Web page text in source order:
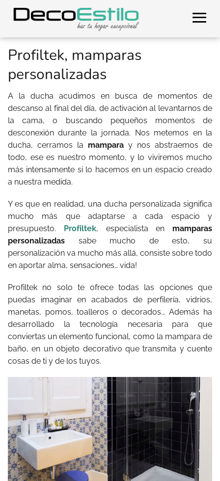
Profiltek, mamparas
personalizadas
A la ducha acudimos en busca de momentos de
descanso al final del día, de activación al levantarnos de
la cama, o buscando pequeños momentos de
desconexión durante la jornada. Nos metemos en la
ducha, cerramos la mampara y nos abstraemos de
todo, ese es nuestro momento, y lo viviremos mucho
más intensamente si lo hacemos en un espacio creado
a nuestra medida.
Y es que en realidad, una ducha personalizada significa
mucho más que adaptarse a cada espacio y
presupuesto. Profiltek, especialista en mamparas
personalizadas sabe mucho de esto, su
personalización va mucho más allá, consiste sobre todo
en aportar alma, sensaciones… vida!
Profiltek no solo te ofrece todas las opciones que
puedas imaginar en acabados de perfilería, vidrios,
manetas, pomos, toalleros o decorados... Además ha
desarrollado la tecnología necesaria para que
conviertas un elemento funcional, como la mampara de
baño, en un objeto decorativo que transmita y cuente
cosas de ti y de los tuyos.